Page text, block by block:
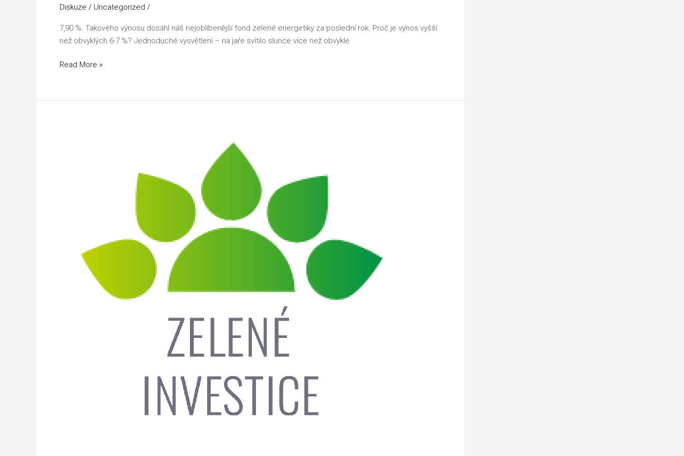
Diskuze / Uncategorized /
7,90 %. Takového výnosu dosáhl náš nejoblíbenější fond zelené energetiky za poslední rok. Proč je výnos vyšší
než obvyklých 6-7 %? Jednoduché vysvětlení – na jaře svítilo slunce více než obvykle
Read More »